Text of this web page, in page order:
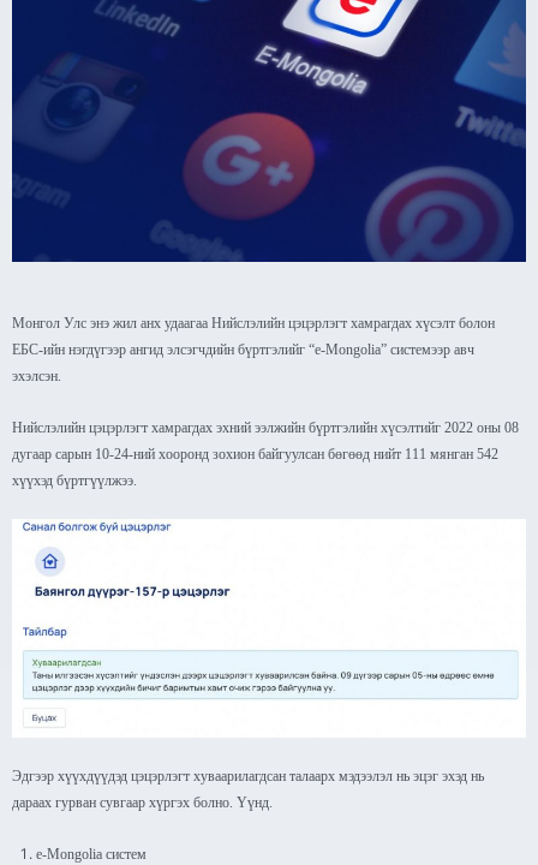
Монгол Улс энэ жил анх удаагаа Нийслэлийн цэцэрлэгт хамрагдах хүсэлт болон
ЕБС-ийн нэгдүгээр ангид элсэгчдийн бүртгэлийг “e-Mongolia” системээр авч
эхэлсэн.
Нийслэлийн цэцэрлэгт хамрагдах эхний ээлжийн бүртгэлийн хүсэлтийг 2022 оны 08
дугаар сарын 10-24-ний хооронд зохион байгуулсан бөгөөд нийт 111 мянган 542
хүүхэд бүртгүүлжээ.
Эдгээр хүүхдүүдэд цэцэрлэгт хуваарилагдсан талаарх мэдээлэл нь эцэг эхэд нь
дараах гурван сувгаар хүргэх болно. Үүнд.
e-Mongolia систем